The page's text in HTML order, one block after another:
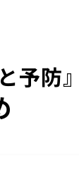
予防